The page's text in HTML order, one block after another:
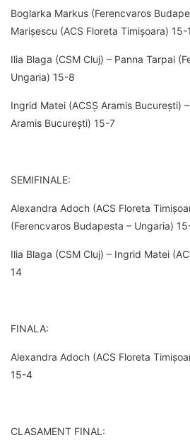
Boglarka Markus (Ferencvaros
Marișescu (ACS Floreta Timișoara) 15-
Ilia Blaga (CSM Cluj) – Panna Tarpai
Ungaria) 15-8
Ingrid Matei (ACSȘ Aramis București)
Aramis București) 15-7
SEMIFINALE:
Alexandra Adoch (ACS Floreta
(Ferencvaros Budapesta – Ungaria)
Ilia Blaga (CSM Cluj) – Ingrid Matei
14
FINALA:
Alexandra Adoch (ACS Floreta
15-4
CLASAMENT FINAL: